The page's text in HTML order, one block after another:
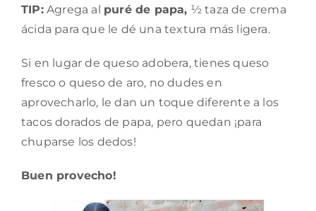
TIP:Agrega al puré de papa, ½ taza de crema
ácida para que le dé una textura más ligera.
Si en lugar de queso adobera, tienes queso
fresco o queso de aro, no dudes en
aprovecharlo, le dan un toque diferente a los
tacos dorados de papa, pero quedan ¡para
chuparse los dedos!
Buen provecho!